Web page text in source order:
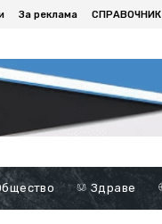
За реклама СПРАВОЧНИК
Здраве